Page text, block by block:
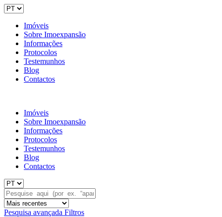
Imóveis
Sobre Imoexpansão
Informações
Protocolos
Testemunhos
Blog
Contactos
Imóveis
Sobre Imoexpansão
Informações
Protocolos
Testemunhos
Blog
Contactos
Pesquisa avançada Filtros